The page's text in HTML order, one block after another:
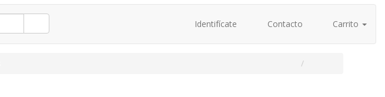
Identifícate Contacto Carrito